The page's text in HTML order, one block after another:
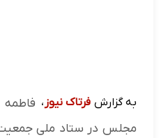
به گزارش فرتاک نیوز ،
مجلس در ستاد ملی جمعیت